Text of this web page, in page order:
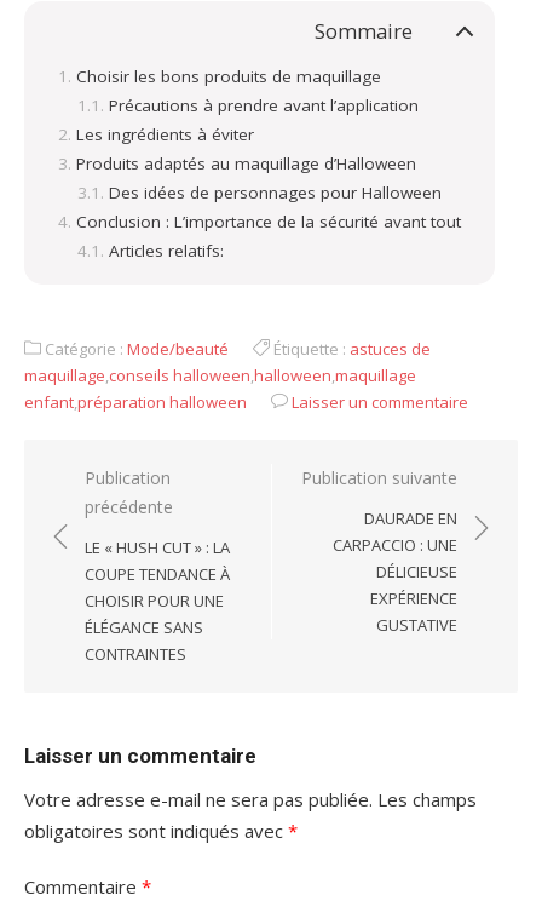
Sommaire
Choisir les bons produits de maquillage
Précautions à prendre avant l’application
Les ingrédients à éviter
Produits adaptés au maquillage d’Halloween
Des idées de personnages pour Halloween
Conclusion : L’importance de la sécurité avant tout
Articles relatifs:
Catégorie : Mode/beauté Étiquette : astuces de
maquillage,conseils halloween,halloween,maquillage
enfant,préparation halloween Laisser un commentaire
Navigation
l’article
Publication
précédente
LE « HUSH CUT » : LA
COUPE TENDANCE À
CHOISIR POUR UNE
ÉLÉGANCE SANS
CONTRAINTES
Publication suivante
DAURADE EN
CARPACCIO : UNE
DÉLICIEUSE
EXPÉRIENCE
GUSTATIVE
Laisser un commentaire
Votre adresse e-mail ne sera pas publiée. Les champs
obligatoires sont indiqués avec *
Commentaire *